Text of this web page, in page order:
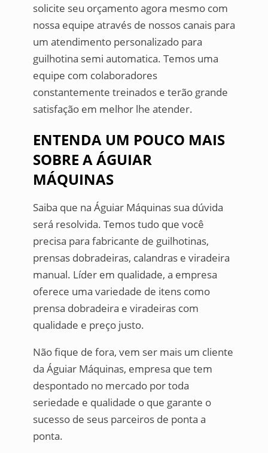
solicite seu orçamento agora mesmo com
nossa equipe através de nossos canais para
um atendimento personalizado para
guilhotina semi automatica. Temos uma
equipe com colaboradores
constantemente treinados e terão grande
satisfação em melhor lhe atender.
ENTENDA UM POUCO MAIS
SOBRE A ÁGUIAR
MÁQUINAS
Saiba que na Águiar Máquinas sua dúvida
será resolvida. Temos tudo que você
precisa para fabricante de guilhotinas,
prensas dobradeiras, calandras e viradeira
manual. Líder em qualidade, a empresa
oferece uma variedade de itens como
prensa dobradeira e viradeiras com
qualidade e preço justo.
Não fique de fora, vem ser mais um cliente
da Águiar Máquinas, empresa que tem
despontado no mercado por toda
seriedade e qualidade o que garante o
sucesso de seus parceiros de ponta a
ponta.